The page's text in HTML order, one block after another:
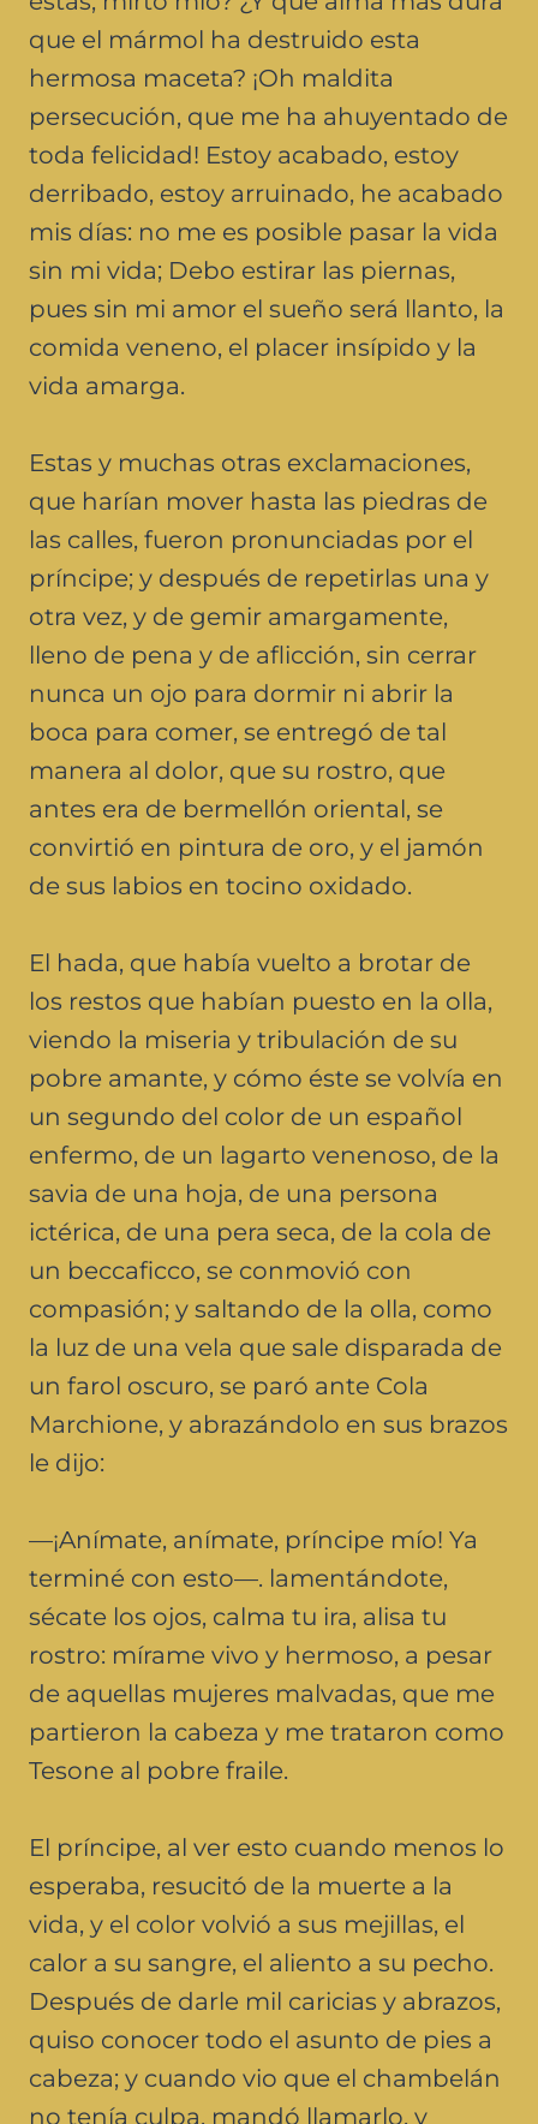
que el mármol ha destruido esta
hermosa maceta? ¡Oh maldita
persecución, que me ha ahuyentado de
toda felicidad! Estoy acabado, estoy
derribado, estoy arruinado, he acabado
mis días: no me es posible pasar la vida
sin mi vida; Debo estirar las piernas,
pues sin mi amor el sueño será llanto, la
comida veneno, el placer insípido y la
vida amarga.
Estas y muchas otras exclamaciones,
que harían mover hasta las piedras de
las calles, fueron pronunciadas por el
príncipe; y después de repetirlas una y
otra vez, y de gemir amargamente,
lleno de pena y de aflicción, sin cerrar
nunca un ojo para dormir ni abrir la
boca para comer, se entregó de tal
manera al dolor, que su rostro, que
antes era de bermellón oriental, se
convirtió en pintura de oro, y el jamón
de sus labios en tocino oxidado.
El hada, que había vuelto a brotar de
los restos que habían puesto en la olla,
viendo la miseria y tribulación de su
pobre amante, y cómo éste se volvía en
un segundo del color de un español
enfermo, de un lagarto venenoso, de la
savia de una hoja, de una persona
ictérica, de una pera seca, de la cola de
un beccaficco, se conmovió con
compasión; y saltando de la olla, como
la luz de una vela que sale disparada de
un farol oscuro, se paró ante Cola
Marchione, y abrazándolo en sus brazos
le dijo:
—¡Anímate, anímate, príncipe mío! Ya
terminé con esto—. lamentándote,
sécate los ojos, calma tu ira, alisa tu
rostro: mírame vivo y hermoso, a pesar
de aquellas mujeres malvadas, que me
partieron la cabeza y me trataron como
Tesone al pobre fraile.
El príncipe, al ver esto cuando menos lo
esperaba, resucitó de la muerte a la
vida, y el color volvió a sus mejillas, el
calor a su sangre, el aliento a su pecho.
Después de darle mil caricias y abrazos,
quiso conocer todo el asunto de pies a
cabeza; y cuando vio que el chambelán
no tenía culpa, mandó llamarlo, y